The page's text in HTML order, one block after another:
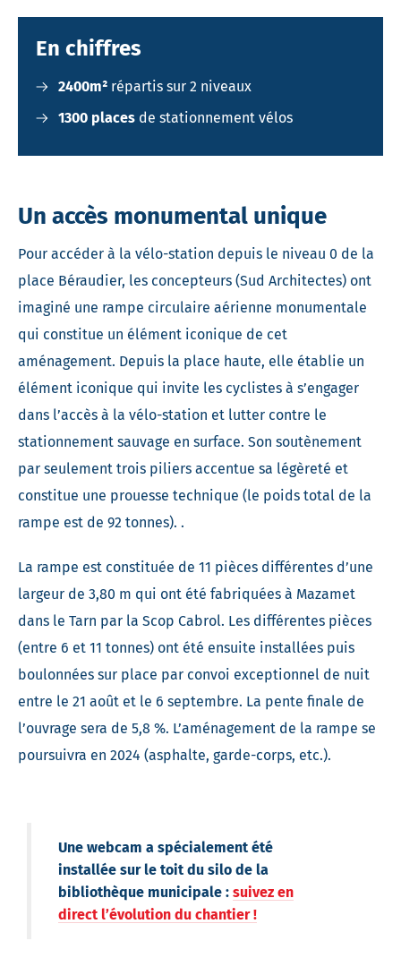
En chiffres
2400m² répartis sur 2 niveaux
1300 places de stationnement vélos
Un accès monumental unique
Pour accéder à la vélo-station depuis le niveau 0 de la
place Béraudier, les concepteurs (Sud Architectes) ont
imaginé une rampe circulaire aérienne monumentale
qui constitue un élément iconique de cet
aménagement. Depuis la place haute, elle établie un
élément iconique qui invite les cyclistes à s’engager
dans l’accès à la vélo-station et lutter contre le
stationnement sauvage en surface. Son soutènement
par seulement trois piliers accentue sa légèreté et
constitue une prouesse technique (le poids total de la
rampe est de 92 tonnes). .
La rampe est constituée de 11 pièces différentes d’une
largeur de 3,80 m qui ont été fabriquées à Mazamet
dans le Tarn par la Scop Cabrol. Les différentes pièces
(entre 6 et 11 tonnes) ont été ensuite installées puis
boulonnées sur place par convoi exceptionnel de nuit
entre le 21 août et le 6 septembre. La pente finale de
l’ouvrage sera de 5,8 %. L’aménagement de la rampe se
poursuivra en 2024 (asphalte, garde-corps, etc.).
Une webcam a spécialement été
installée sur le toit du silo de la
bibliothèque municipale : suivez en
direct l’évolution du chantier !